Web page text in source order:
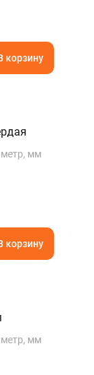
корзину
мм
корзину
мм